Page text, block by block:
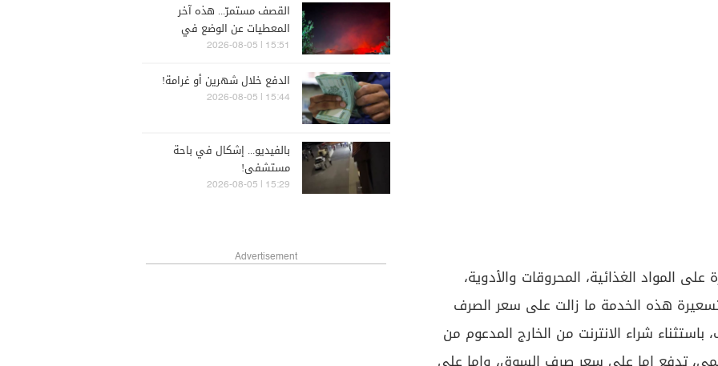
المواد الغذائية، المحروقات والأدوية،
هذه الخدمة ما زالت على سعر الصرف
باستثناء شراء الانترنت من الخارج المدعوم من
القصف مستمرّ... هذه آخر
المعطيات عن الوضع في
الجنوب (فيديو)
15:51 | 2026-08-05
الدفع خلال شهرين أو غرامة!
15:44 | 2026-08-05
بالفيديو... إشكال في باحة
مستشفى!
15:29 | 2026-08-05
Advertisement